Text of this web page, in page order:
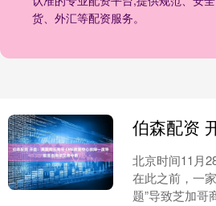
货、外汇等配资服务。
北京时间11月
在此之前，一
题”导致芝加哥